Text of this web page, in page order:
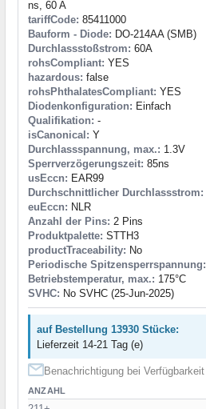
ns, 60 A
tariffCode: 85411000
Bauform - Diode: DO-214AA (SMB)
Durchlassstoßstrom: 60A
rohsCompliant: YES
hazardous: false
rohsPhthalatesCompliant: YES
Diodenkonfiguration: Einfach
Qualifikation: -
isCanonical: Y
Durchlassspannung, max.: 1.3V
Sperrverzögerungszeit: 85ns
usEccn: EAR99
Durchschnittlicher Durchlassstrom:
euEccn: NLR
Anzahl der Pins: 2 Pins
Produktpalette: STTH3
productTraceability: No
Periodische Spitzensperrspannung:
Betriebstemperatur, max.: 175°C
SVHC: No SVHC (25-Jun-2025)
auf Bestellung 13930 Stücke:
Lieferzeit 14-21 Tag (e)
Benachrichtigung bei Verfügbarkeit
ANZAHL